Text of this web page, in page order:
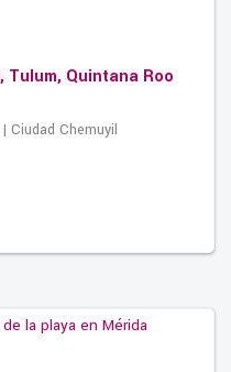
Tulum, Quintana Roo
Ciudad Chemuyil